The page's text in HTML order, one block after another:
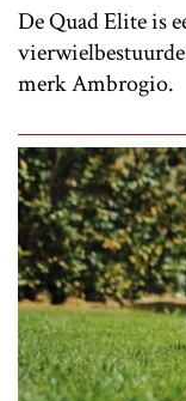
De Quad Elite is
merk Ambrogio.